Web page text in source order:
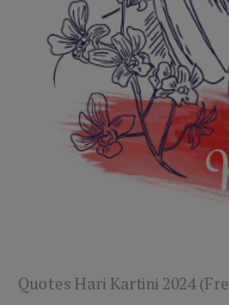
Quotes Hari Kartini 2024